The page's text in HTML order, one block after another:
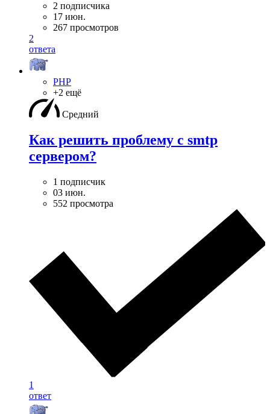
2 подписчика
17 июн.
267 просмотров
2
ответа
PHP
+2 ещё
Средний
Как решить проблему с smtp
сервером?
1 подписчик
03 июн.
552 просмотра
1
ответ